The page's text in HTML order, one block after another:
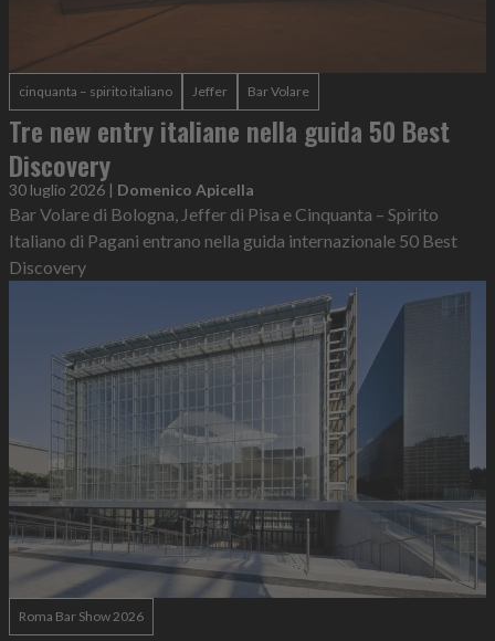
cinquanta – spirito italiano Jeffer Bar Volare
Tre new entry italiane nella guida 50 Best
Discovery
30 luglio 2026 | Domenico Apicella
Bar Volare di Bologna, Jeffer di Pisa e Cinquanta – Spirito
Italiano di Pagani entrano nella guida internazionale 50 Best
Discovery
Roma Bar Show 2026